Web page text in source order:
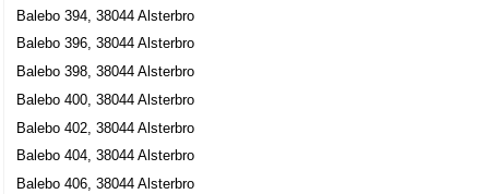
Balebo 394, 38044 Alsterbro
Balebo 396, 38044 Alsterbro
Balebo 398, 38044 Alsterbro
Balebo 400, 38044 Alsterbro
Balebo 402, 38044 Alsterbro
Balebo 404, 38044 Alsterbro
Balebo 406, 38044 Alsterbro